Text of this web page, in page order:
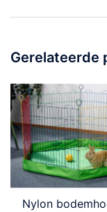
Gerelateerde
Nylon